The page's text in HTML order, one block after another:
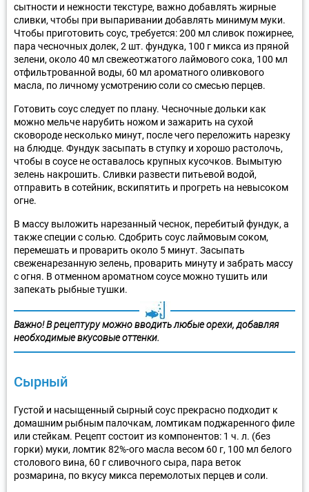
сытности и нежности текстуре, важно добавлять жирные
сливки, чтобы при выпаривании добавлять минимум муки.
Чтобы приготовить соус, требуется: 200 мл сливок пожирнее,
пара чесночных долек, 2 шт. фундука, 100 г микса из пряной
зелени, около 40 мл свежеотжатого лаймового сока, 100 мл
отфильтрованной воды, 60 мл ароматного оливкового
масла, по личному усмотрению соли со смесью перцев.
Готовить соус следует по плану. Чесночные дольки как
можно мельче нарубить ножом и зажарить на сухой
сковороде несколько минут, после чего переложить нарезку
на блюдце. Фундук засыпать в ступку и хорошо растолочь,
чтобы в соусе не оставалось крупных кусочков. Вымытую
зелень накрошить. Сливки развести питьевой водой,
отправить в сотейник, вскипятить и прогреть на невысоком
огне.
В массу выложить нарезанный чеснок, перебитый фундук, а
также специи с солью. Сдобрить соус лаймовым соком,
перемешать и проварить около 5 минут. Засыпать
свеженарезанную зелень, проварить минуту и забрать массу
с огня. В отменном ароматном соусе можно тушить или
запекать рыбные тушки.
Важно! В рецептуру можно вводить любые орехи, добавляя
необходимые вкусовые оттенки.
Сырный
Густой и насыщенный сырный соус прекрасно подходит к
домашним рыбным палочкам, ломтикам поджаренного филе
или стейкам. Рецепт состоит из компонентов: 1 ч. л. (без
горки) муки, ломтик 82%-ого масла весом 60 г, 100 мл белого
столового вина, 60 г сливочного сыра, пара веток
розмарина, по вкусу микса перемолотых перцев и соли.